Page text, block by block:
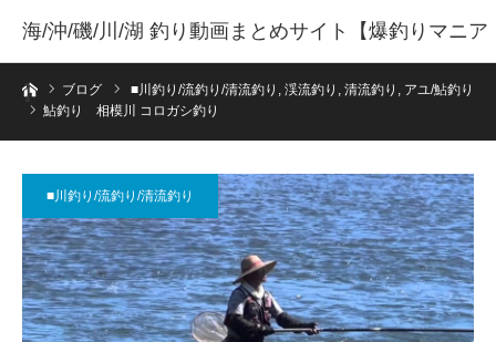
海/沖/磯/川/湖 釣り動画まとめサイト【爆釣りマニア
】ホームブログ ■川釣り/流釣り/清流釣り , 渓流釣り , 清流釣り , アユ/鮎釣り
鮎釣り 相模川 コロガシ釣り
■川釣り/流釣り/清流釣り